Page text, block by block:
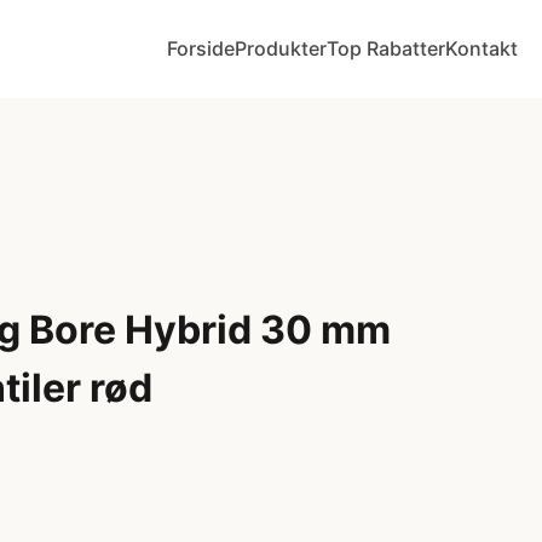
ForsideProdukterTop RabatterKontakt
Bore Hybrid 30 mm
rød